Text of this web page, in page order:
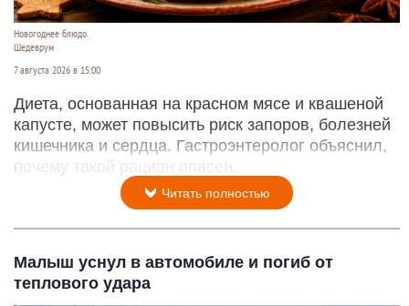
Новогоднее блюдо.
Шедеврум
7 августа 2026 в 15:00
Диета, основанная на красном мясе и квашеной
капусте, может повысить риск запоров, болезней
кишечника и сердца. Гастроэнтеролог объяснил,
почему такой рацион опасен.
Читать полностью
Малыш уснул в автомобиле и погиб от
теплового удара